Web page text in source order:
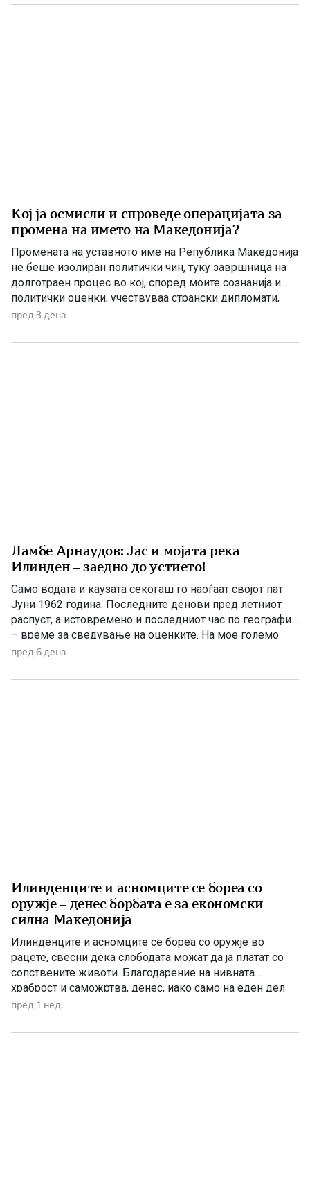
впечаток дека е сериозна опозиција. Но, граѓаните
Кој ја осмисли и спроведе операцијата за
промена на името на Македонија?
Промената на уставното име на Република Македонија
не беше изолиран политички чин, туку завршница на
долготраен процес во кој, според моите сознанија и
политички оценки, учествуваа странски дипломати,
домашни политичари и регионални центри на влијание.
американскиот дипломат Филип Рикер, кој долги
пред 3 дена
Ламбе Арнаудов: Јас и мојата река
Илинден – заедно до устието!
Само водата и каузата секогаш го наоѓаат својот пат
Јуни 1962 година. Последните денови пред летниот
распуст, а истовремено и последниот час по географија
– време за сведување на оценките. На мое големо
изненадување, учителката ме крена мене и ми
расчисти дилемите околу мојата конечна […]
пред 6 дена
Илинденците и асномците се бореа со
оружје – денес борбата е за економски
силна Македонија
Илинденците и асномците се бореа со оружје во
рацете, свесни дека слободата можат да ја платат со
сопствените животи. Благодарение на нивната
храброст и саможртва, денес, иако само на еден дел
од Македонија, имаме сопствена држава, свој
македонското име. Нивниот аманет не е само да се
пред 1 нед.